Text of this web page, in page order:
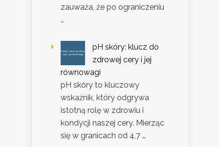
zauważa, że po ograniczeniu
…
pH skóry: klucz do
zdrowej cery i jej
równowagi
pH skóry to kluczowy
wskaźnik, który odgrywa
istotną rolę w zdrowiu i
kondycji naszej cery. Mierząc
się w granicach od 4,7 …